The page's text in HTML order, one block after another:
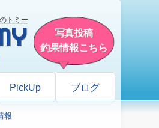
トミー
写真投稿
釣果情報こちら
PickUp ブログ
報